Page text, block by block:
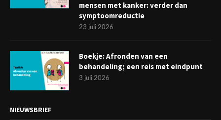
mensen met kanker: verder dan
symptoomreductie
23 juli 2026
Boekje: Afronden van een
behandeling; een reis met eindpunt
3 juli 2026
NIEUWSBRIEF